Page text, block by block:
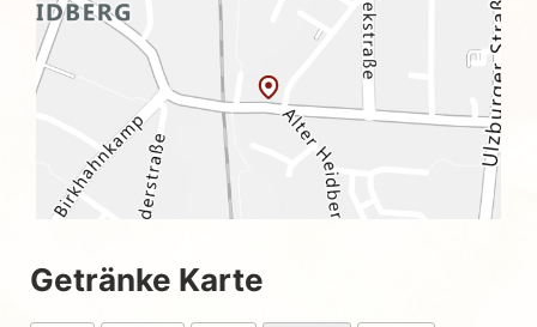
Getränke Karte